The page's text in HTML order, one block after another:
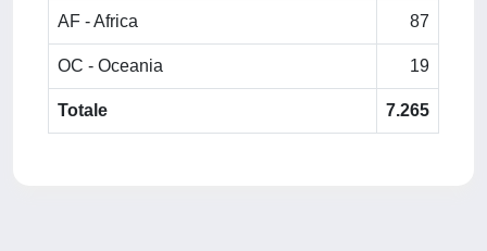
AF - Africa 87
OC - Oceania 19
Totale 7.265